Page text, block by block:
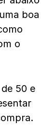
boa
o
50 e